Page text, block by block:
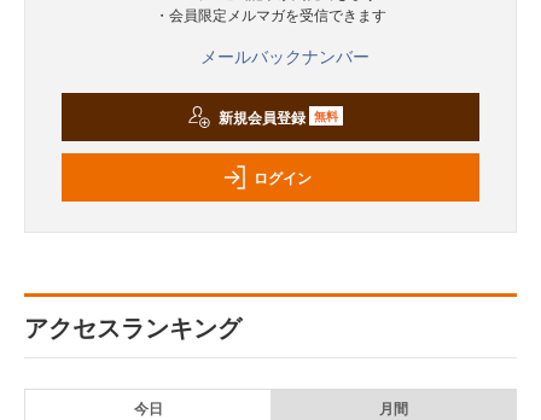
・会員限定メルマガを受信できます
メールバックナンバー
新規会員登録 無料
ログイン
アクセスランキング
今日 月間